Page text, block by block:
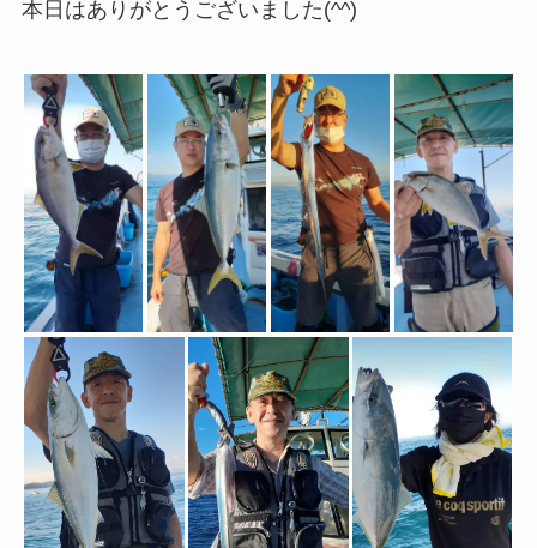
本日はありがとうございました(^^)